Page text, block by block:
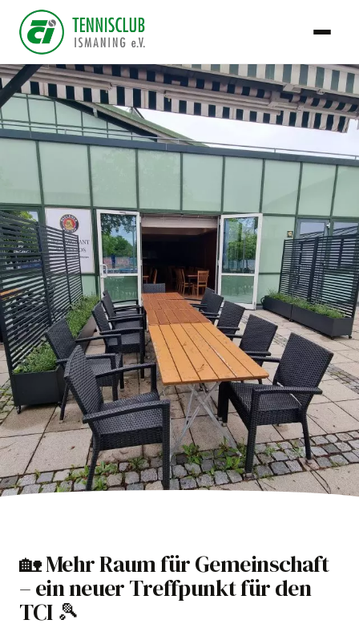
TCI Team
10. Juni 2026
Club
🏡 Mehr Raum für Gemeinschaft
– ein neuer Treffpunkt für den
TCI 🎾